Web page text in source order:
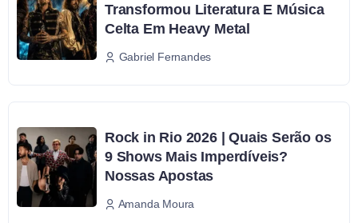
Transformou Literatura E Música
Celta Em Heavy Metal
Gabriel Fernandes
Rock in Rio 2026 | Quais Serão os
9 Shows Mais Imperdíveis?
Nossas Apostas
Amanda Moura